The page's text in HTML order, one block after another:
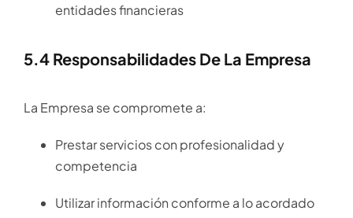
entidades financieras
5.4 Responsabilidades De La Empresa
La Empresa se compromete a:
Prestar servicios con profesionalidad y
competencia
Utilizar información conforme a lo acordado